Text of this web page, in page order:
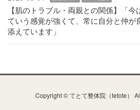
【肌のトラブル・両親との関係】「
ていう感覚が強くて、常に自分と仲が
添えています」
Copyright © てとて整体院（tetote）